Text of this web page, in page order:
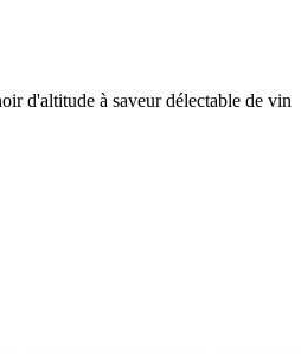
d'altitude à saveur délectable de vin